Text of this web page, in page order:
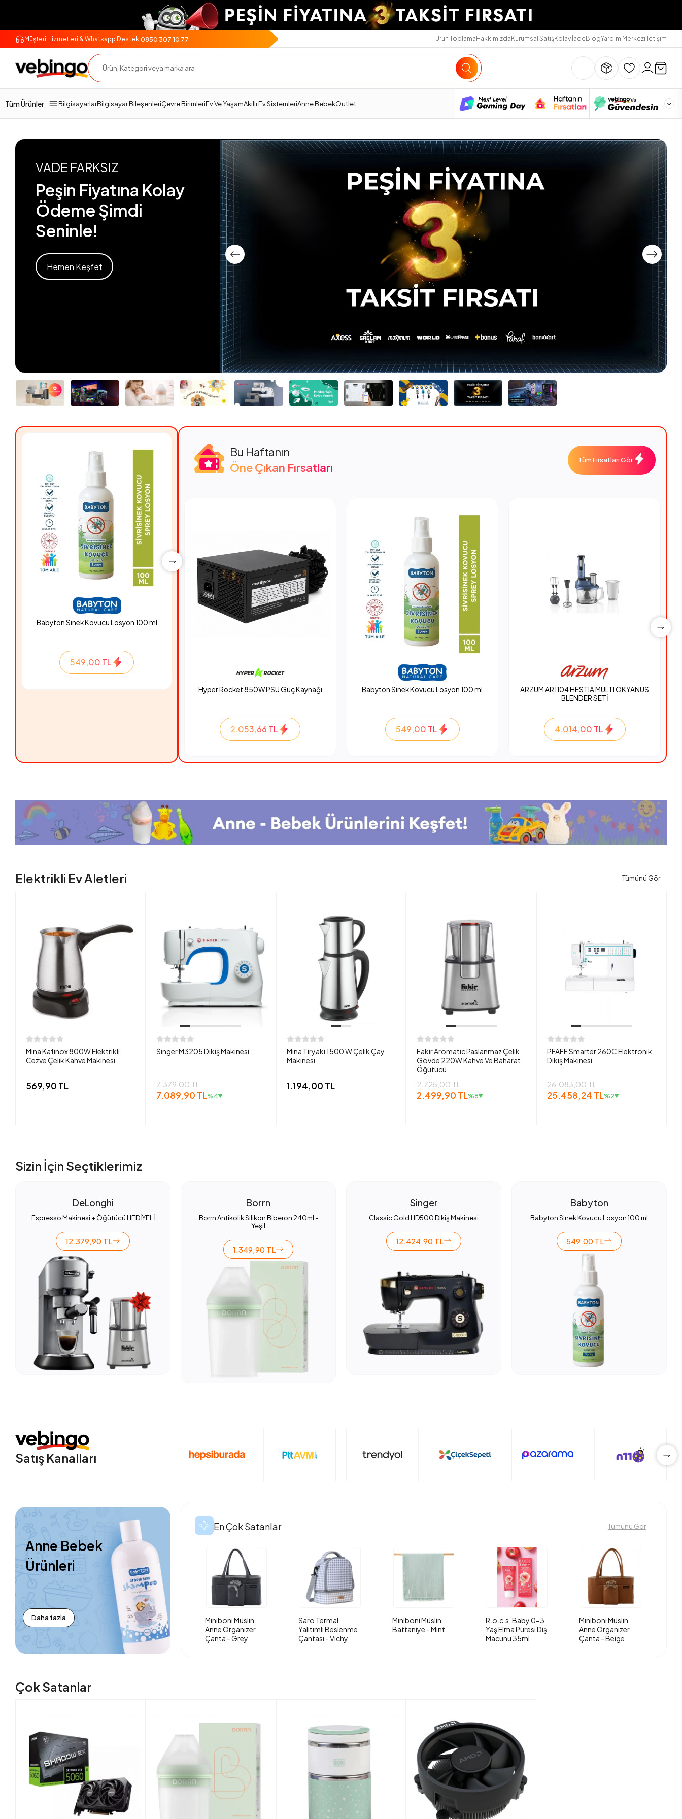
Müşteri Hizmetleri & Whatsapp Destek:0850 307 10 77 Ürün ToplamaHakkımızdaKurumsal SatışKolay İadeBlogYardım Merkeziİletişim
Tüm Ürünler BilgisayarlarBilgisayar BileşenleriÇevre BirimleriEv Ve YaşamAkıllı Ev SistemleriAnne BebekOutlet
VADE FARKSIZ
Peşin Fiyatına Kolay
Ödeme Şimdi
Seninle!
Hemen Keşfet
Babyton Sinek Kovucu Losyon 100 ml
549,00 TL
Hyper Rocket 850W PSU Güç Kaynağı
Bu Haftanın
Öne Çıkan Fırsatları
Tüm Fırsatları Gör
Hyper Rocket 850W PSU Güç Kaynağı
2.053,66 TL
Babyton Sinek Kovucu Losyon 100 ml
549,00 TL
ARZUM AR1104 HESTIA MULTI OKYANUS
BLENDER SETİ
4.014,00 TL
Elektrikli Ev Aletleri Tümünü Gör
Mina Kafinox 800W Elektrikli
Cezve Çelik Kahve Makinesi
569,90 TL
Singer M3205 Dikiş Makinesi
7.379,00 TL
7.089,90 TL%4
Mina Tiryaki 1500 W Çelik Çay
Makinesi
1.194,00 TL
Fakir Aromatic Paslanmaz Çelik
Gövde 220W Kahve Ve Baharat
Öğütücü
2.725,00 TL
2.499,90 TL%8
PFAFF Smarter 260C Elektronik
Dikiş Makinesi
26.083,00 TL
25.458,24 TL%2
Sizin İçin Seçtiklerimiz
DeLonghi
Espresso Makinesi + Öğütücü HEDİYELİ
12.379,90 TL
Borrn
Borrn Antikolik Silikon Biberon 240ml -
Yeşil
1.349,90 TL
Singer
Classic Gold HD500 Dikiş Makinesi
12.424,90 TL
Babyton
Babyton Sinek Kovucu Losyon 100 ml
549,00 TL
Satış Kanalları
Anne Bebek
Ürünleri
Daha fazla
En Çok Satanlar Tümünü Gör
Miniboni Müslin
Anne Organizer
Çanta - Grey
Saro Termal
Yalıtımlı Beslenme
Çantası - Vichy
Miniboni Müslin
Battaniye - Mint
R.o.c.s. Baby 0-3
Yaş Elma Püresi Diş
Macunu 35ml
Miniboni Müslin
Anne Organizer
Çanta - Beige
Çok Satanlar